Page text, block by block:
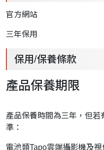
官方網站
三年保用
保用/保養條款
產品保養期限
產品保養時間為三年，但
準：
電池類Tapo雲端攝影機及